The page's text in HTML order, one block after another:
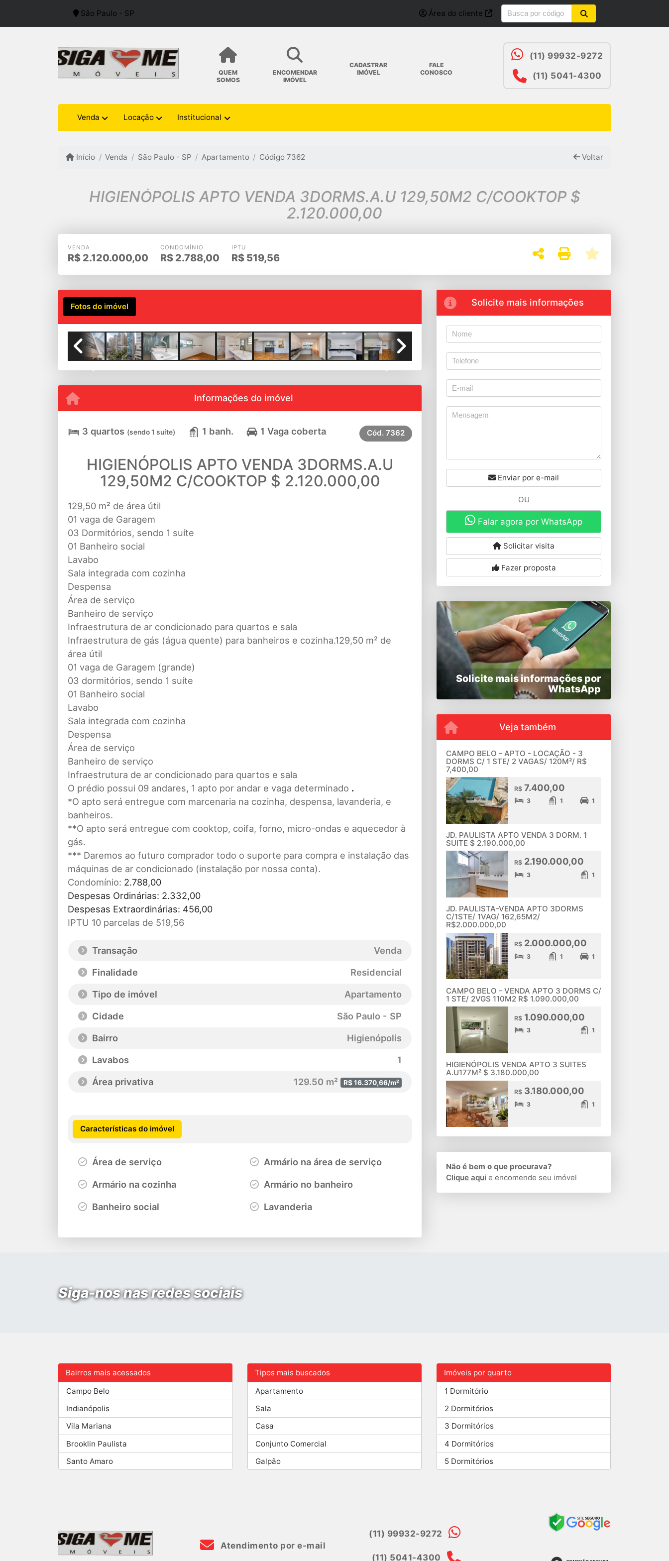
São Paulo - SP Área do cliente
QUEM
SOMOS
ENCOMENDAR
IMÓVEL
CADASTRAR
IMÓVEL
FALE
CONOSCO
(11) 99932-9272
(11) 5041-4300
Venda Locação Institucional
Início Venda São Paulo - SP Apartamento Código 7362 Voltar
HIGIENÓPOLIS APTO VENDA 3DORMS.A.U 129,50M2 C/COOKTOP $
2.120.000,00
VENDA
R$ 2.120.000,00
CONDOMÍNIO
R$ 2.788,00
IPTU
R$ 519,56
Fotos do imóvel
Informações do imóvel
3 quartos (sendo 1 suíte) 1 banh. 1 Vaga coberta Cód. 7362
HIGIENÓPOLIS APTO VENDA 3DORMS.A.U
129,50M2 C/COOKTOP $ 2.120.000,00
129,50 m² de área útil
01 vaga de Garagem
03 Dormitórios, sendo 1 suíte
01 Banheiro social
Lavabo
Sala integrada com cozinha
Despensa
Área de serviço
Banheiro de serviço
Infraestrutura de ar condicionado para quartos e sala
Infraestrutura de gás (água quente) para banheiros e cozinha.129,50 m² de
área útil
01 vaga de Garagem (grande)
03 dormitórios, sendo 1 suíte
01 Banheiro social
Lavabo
Sala integrada com cozinha
Despensa
Área de serviço
Banheiro de serviço
Infraestrutura de ar condicionado para quartos e sala
O prédio possui 09 andares, 1 apto por andar e vaga determinado .
*O apto será entregue com marcenaria na cozinha, despensa, lavanderia, e
banheiros.
**O apto será entregue com cooktop, coifa, forno, micro-ondas e aquecedor à
gás.
*** Daremos ao futuro comprador todo o suporte para compra e instalação das
máquinas de ar condicionado (instalação por nossa conta).
Condomínio: 2.788,00
Despesas Ordinárias: 2.332,00
Despesas Extraordinárias: 456,00
IPTU 10 parcelas de 519,56
Transação
Venda
Finalidade
Residencial
Tipo de imóvel
Apartamento
Cidade
São Paulo - SP
Bairro
Higienópolis
Lavabos
1
Área privativa
129.50 m² R$ 16.370,66/m²
Características do imóvel
Área de serviço Armário na área de serviço
Armário na cozinha Armário no banheiro
Banheiro social Lavanderia
Solicite mais informações
Enviar por e-mail
OU
Falar agora por WhatsApp
Solicitar visita
Fazer proposta
Solicite mais informações por
WhatsApp
Veja também
CAMPO BELO - APTO - LOCAÇÃO - 3
DORMS C/ 1 STE/ 2 VAGAS/ 120M²/ R$
7,400,00
R$7.400,00
3 1 1
JD. PAULISTA APTO VENDA 3 DORM. 1
SUITE $ 2.190.000,00
R$2.190.000,00
3 1
JD. PAULISTA-VENDA APTO 3DORMS
C/1STE/ 1VAG/ 162,65M2/
R$2.000.000,00
R$2.000.000,00
3 1 1
CAMPO BELO - VENDA APTO 3 DORMS C/
1 STE/ 2VGS 110M2 R$ 1.090.000,00
R$1.090.000,00
3 1
HIGIENÓPOLIS VENDA APTO 3 SUITES
A.U177M² $ 3.180.000,00
R$3.180.000,00
3 1
Não é bem o que procurava?
Clique aqui e encomende seu imóvel
Siga-nos nas redes sociais
Bairros mais acessados
Campo Belo
Indianópolis
Vila Mariana
Brooklin Paulista
Santo Amaro
Tipos mais buscados
Apartamento
Sala
Casa
Conjunto Comercial
Galpão
Imóveis por quarto
1 Dormitório
2 Dormitórios
3 Dormitórios
4 Dormitórios
5 Dormitórios
Atendimento por e-mail
(11) 99932-9272
(11) 5041-4300